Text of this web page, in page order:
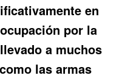
en
por la
a muchos
las armas